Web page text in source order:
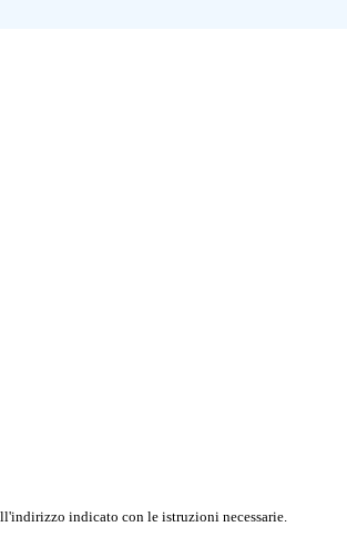
indicato con le istruzioni necessarie.